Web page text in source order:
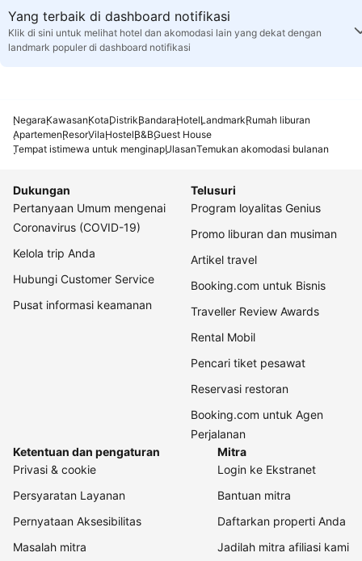
Yang terbaik di dashboard notifikasi
Klik di sini untuk melihat hotel dan akomodasi lain yang dekat dengan
landmark populer di dashboard notifikasi
NegaraKawasanKotaDistrikBandaraHotelLandmarkRumah liburan
ApartemenResorVilaHostelB&BGuest House
Tempat istimewa untuk menginapUlasanTemukan akomodasi bulanan
Dukungan
Pertanyaan Umum mengenai
Coronavirus (COVID-19)
Kelola trip Anda
Hubungi Customer Service
Pusat informasi keamanan
Telusuri
Program loyalitas Genius
Promo liburan dan musiman
Artikel travel
Booking.com untuk Bisnis
Traveller Review Awards
Rental Mobil
Pencari tiket pesawat
Reservasi restoran
Booking.com untuk Agen
Perjalanan
Ketentuan dan pengaturan
Privasi & cookie
Persyaratan Layanan
Pernyataan Aksesibilitas
Masalah mitra
Mitra
Login ke Ekstranet
Bantuan mitra
Daftarkan properti Anda
Jadilah mitra afiliasi kami